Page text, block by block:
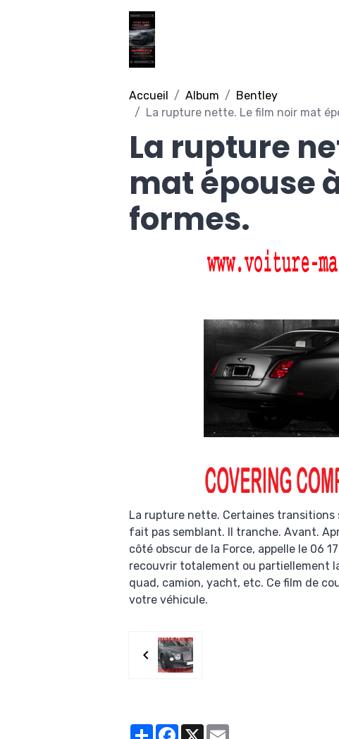
Accueil Album
Bentley
La rupture nette. Le film noir mat
La rupture
mat épouse
formes.
La rupture nette. Certaines transitions
fait pas semblant. Il tranche. Avant.
côté obscur de la Force, appelle le 06
recouvrir totalement ou partiellement
quad, camion, yacht, etc. Ce film de
votre véhicule.
PartagerFacebook
X